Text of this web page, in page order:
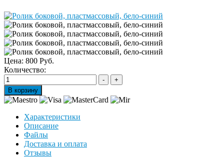
Цена: 800 Руб.
Количество:
Характеристики
Описание
Файлы
Доставка и оплата
Отзывы